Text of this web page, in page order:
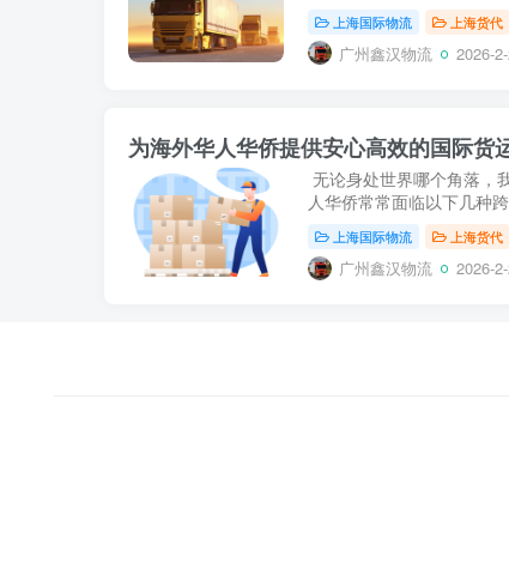
上海国际物流 上海货代
广州鑫汉物流 2026-
为海外华人华侨提供安心高效的国际货
无论身处世界哪个角落，
人华侨常常面临以下几种
上海国际物流 上海货代
广州鑫汉物流 2026-